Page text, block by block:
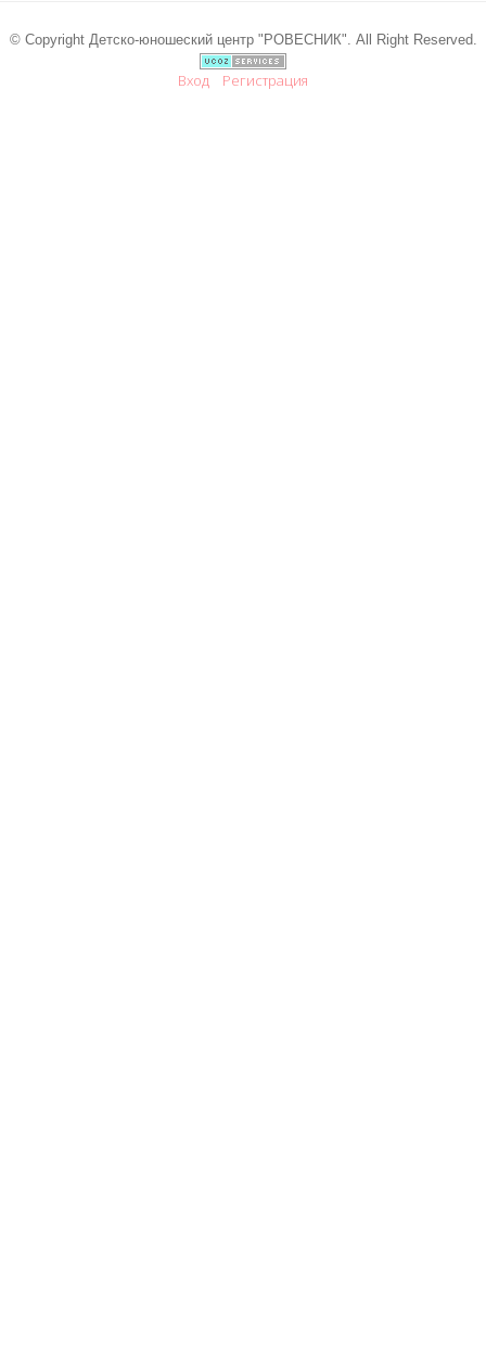
© Copyright Детско-юношеский центр "РОВЕСНИК". All Right Reserved.
Вход Регистрация